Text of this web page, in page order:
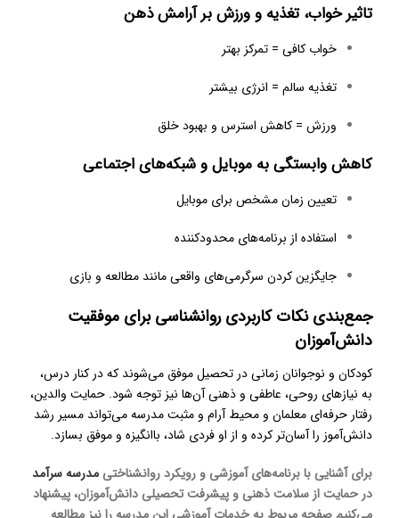
تاثیر خواب، تغذیه و ورزش بر آرامش ذهن
خواب کافی = تمرکز بهتر
تغذیه سالم = انرژی بیشتر
ورزش = کاهش استرس و بهبود خلق
کاهش وابستگی به موبایل و شبکه‌های اجتماعی
تعیین زمان مشخص برای موبایل
استفاده از برنامه‌های محدودکننده
جایگزین کردن سرگرمی‌های واقعی مانند مطالعه و بازی
جمع‌بندی نکات کاربردی روانشناسی برای موفقیت
دانش‌آموزان
کودکان و نوجوانان زمانی در تحصیل موفق می‌شوند که در کنار درس،
به نیازهای روحی، عاطفی و ذهنی آن‌ها نیز توجه شود. حمایت والدین،
رفتار حرفه‌ای معلمان و محیط آرام و مثبت مدرسه می‌تواند مسیر رشد
دانش‌آموز را آسان‌تر کرده و از او فردی شاد، باانگیزه و موفق بسازد.
برای آشنایی با برنامه‌های آموزشی و رویکرد روانشناختی مدرسه سرآمد
در حمایت از سلامت ذهنی و پیشرفت تحصیلی دانش‌آموزان، پیشنهاد